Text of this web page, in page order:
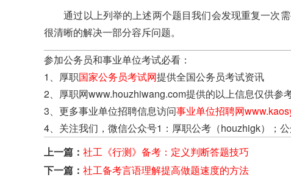
通过以上列举的上述两个题目我们会发现重复一次
很清晰的解决一部分容斥问题。
参加公务员和事业单位考试必看：
1、厚职国家公务员考试网提供全国公务员考试资讯
2、厚职网www.houzhiwang.com提供的以上信息仅供参
3、更多事业单位招聘信息访问事业单位招聘网
4、关注我们，微信公众号1：厚职公考（houzhigk）；
上一篇： 社工《行测》备考：定义判断答题技巧
下一篇： 社工备考言语理解提高做题速度的方法